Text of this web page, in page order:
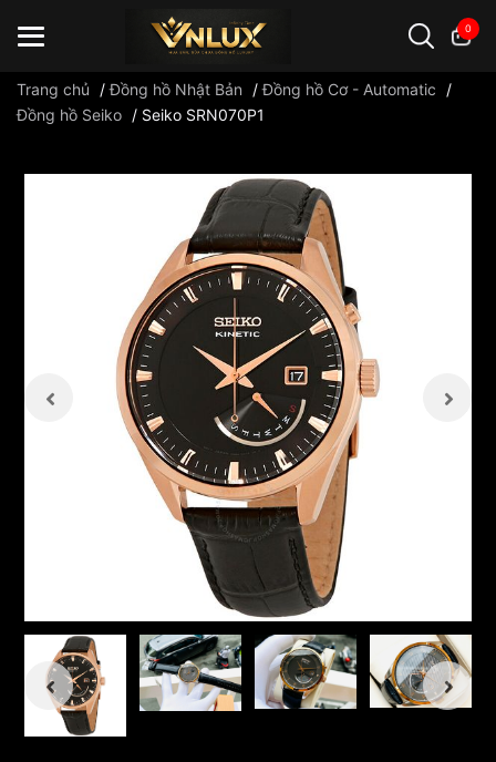
0
Trang chủ /Đồng hồ Nhật Bản /Đồng hồ Cơ - Automatic
/
Đồng hồ Seiko / Seiko SRN070P1